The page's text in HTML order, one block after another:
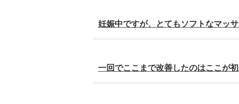
妊娠中ですが、とてもソフトなマッ
一回でここまで改善したのはここが